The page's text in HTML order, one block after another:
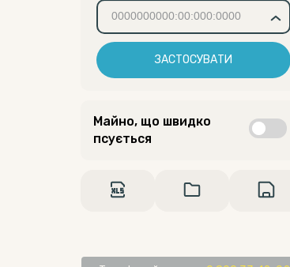
ЗАСТОСУВАТИ
Майно, що швидко
псується